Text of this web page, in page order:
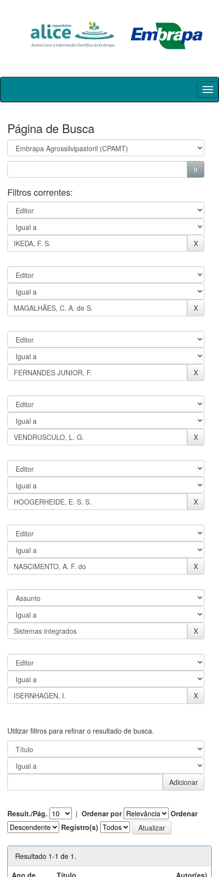
Skip
Página de Busca
Filtros correntes:
Utilizar filtros para refinar o resultado de busca.
Result./Pág. | Ordenar por
Ordenar
Registro(s)
Resultado 1-1 de 1.
Ano de
Título Autor(es)